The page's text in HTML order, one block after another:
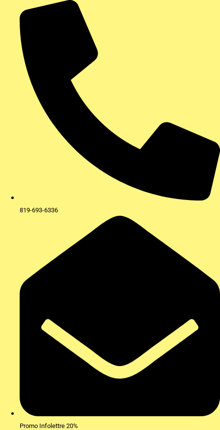
contenu
819-693-6336
Promo Infolettre 20%